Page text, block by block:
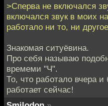
>Сперва не включался
включался звук в моих
работало ни то, ни
Знакомая ситуёвина.
Про себя называю
времеми "Ч".
То, что работало вчера и
работает сейчас!